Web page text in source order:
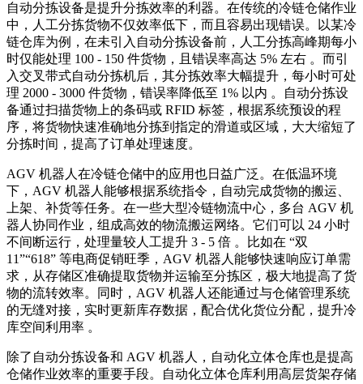
自动分拣设备是提升分拣效率的利器。在传统的冷链仓储作业
中，人工分拣货物不仅效率低下，而且容易出现错误。以某冷
链仓库为例，在未引入自动分拣设备前，人工分拣高峰期每小
时仅能处理 100 - 150 件货物，且错误率高达 5% 左右 。而引
入交叉带式自动分拣机后，其分拣效率大幅提升，每小时可处
理 2000 - 3000 件货物，错误率降低至 1% 以内 。自动分拣设
备通过扫描货物上的条码或 RFID 标签，根据系统预设的程
序，将货物快速准确地分拣到指定的滑道或区域，大大缩短了
分拣时间，提高了订单处理速度。
AGV 机器人在冷链仓储中的应用也日益广泛。在低温环境
下，AGV 机器人能够根据系统指令，自动完成货物的搬运、
上架、补货等任务。在一些大型冷链物流中心，多台 AGV 机
器人协同作业，组成高效的物流搬运网络。它们可以 24 小时
不间断运行，处理量较人工提升 3 - 5 倍 。比如在 “双
11”“618” 等电商促销旺季，AGV 机器人能够快速响应订单需
求，从存储区准确提取货物并运输至分拣区，极大地提高了货
物的流转效率。同时，AGV 机器人还能通过与仓储管理系统
的无缝对接，实时更新库存数据，配合优化货位分配，提升冷
库空间利用率 。
除了自动分拣设备和 AGV 机器人，自动化立体仓库也是提高
仓储作业效率的重要手段。自动化立体仓库利用高层货架存储